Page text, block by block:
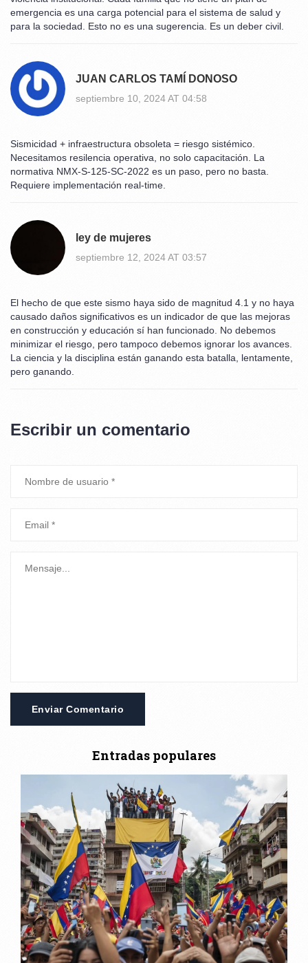
emergencia es una carga potencial para el sistema de salud y
para la sociedad. Esto no es una sugerencia. Es un deber civil.
JUAN CARLOS TAMÍ DONOSO
septiembre 10, 2024 AT 04:58
Sismicidad + infraestructura obsoleta = riesgo sistémico.
Necesitamos resilencia operativa, no solo capacitación. La
normativa NMX-S-125-SC-2022 es un paso, pero no basta.
Requiere implementación real-time.
ley de mujeres
septiembre 12, 2024 AT 03:57
El hecho de que este sismo haya sido de magnitud 4.1 y no haya
causado daños significativos es un indicador de que las mejoras
en construcción y educación sí han funcionado. No debemos
minimizar el riesgo, pero tampoco debemos ignorar los avances.
La ciencia y la disciplina están ganando esta batalla, lentamente,
pero ganando.
Escribir un comentario
Enviar Comentario
Entradas populares